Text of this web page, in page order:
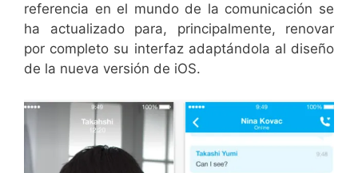
referencia en el mundo de la comunicación se
ha actualizado para, principalmente, renovar
por completo su interfaz adaptándola al diseño
de la nueva versión de iOS.